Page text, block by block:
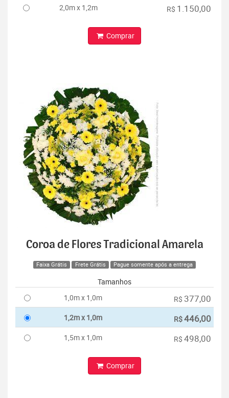
2,0m x 1,2m R$ 1.150,00
Comprar
Coroa de Flores Tradicional Amarela
Faixa Grátis Frete Grátis Pague somente após a entrega
Tamanhos
1,0m x 1,0m
R$ 377,00
1,2m x 1,0m R$446,00
1,5m x 1,0m R$ 498,00
Comprar